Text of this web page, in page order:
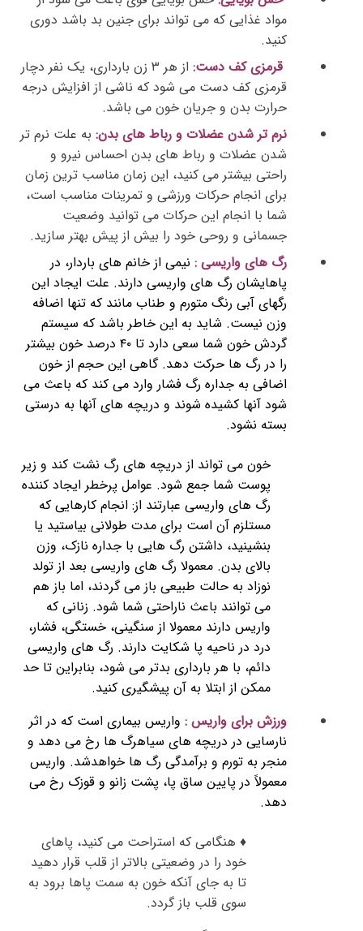
مواد غذایی که می تواند برای جنین بد باشد دوری
کنید.
قرمزی کف دست:
از هر ۳ زن بارداری، یک نفر دچار
قرمزی کف دست می شود که ناشی از افزایش درجه
حرارت بدن و جریان خون می باشد.
نرم تر شدن عضلات و رباط های بدن: به علت نرم تر
شدن عضلات و رباط های بدن احساس نیرو و
راحتی بیشتر می کنید، این زمان مناسب ترین زمان
برای انجام حرکات ورزشی و تمرینات مناسب است،
شما با انجام این حرکات می توانید وضعیت
جسمانی و روحی خود را بیش از پیش بهتر سازید.
رگ های واریسی : نیمی از خانم های باردار، در
پاهایشان رگ های واریسی دارند. علت ایجاد این
رگهای آبی رنگ متورم و طناب مانند که تنها اضافه
وزن نیست. شاید به این خاطر باشد که سیستم
گردش خون شما سعی دارد تا ۴۰ درصد خون بیشتر
را در رگ ها حرکت دهد. گاهی این حجم از خون
اضافی به جداره رگ فشار وارد می کند که باعث می
شود آنها کشیده شوند و دریچه های آنها به درستی
بسته نشود.
خون می تواند از دریچه های رگ نشت کند و زیر
پوست شما جمع شود. عوامل پرخطر ایجاد کننده
رگ های واریسی عبارتند از: انجام کارهایی که
مستلزم آن است برای مدت طولانی بیاستید یا
بنشینید، داشتن رگ هایی با جداره نازک، وزن
بالای بدن. معمولا رگ های واریسی بعد از تولد
نوزاد به حالت طبیعی باز می گردند، اما باز هم
می توانند باعث ناراحتی شما شود. زنانی که
واریس دارند معمولا از سنگینی، خستگی، فشار،
درد در ناحیه پا شکایت دارند. رگ های واریسی
دائم، با هر بارداری بدتر می شود، بنابراین تا حد
ممکن از ابتلا به آن پیشگیری کنید.
ورزش برای واریس : واریس بیماری است که در اثر
نارسایی در دریچه های سیاهرگ ها رخ می دهد و
منجر به تورم و برآمدگی رگ ها خواهدشد. واریس
معمولاً در پایین ساق پا، پشت زانو و قوزک رخ می
دهد.
♦ هنگامی که استراحت می کنید، پاهای
خود را در وضعیتی بالاتر از قلب قرار دهید
تا به جای آنکه خون به سمت پاها برود به
سوی قلب باز گردد.